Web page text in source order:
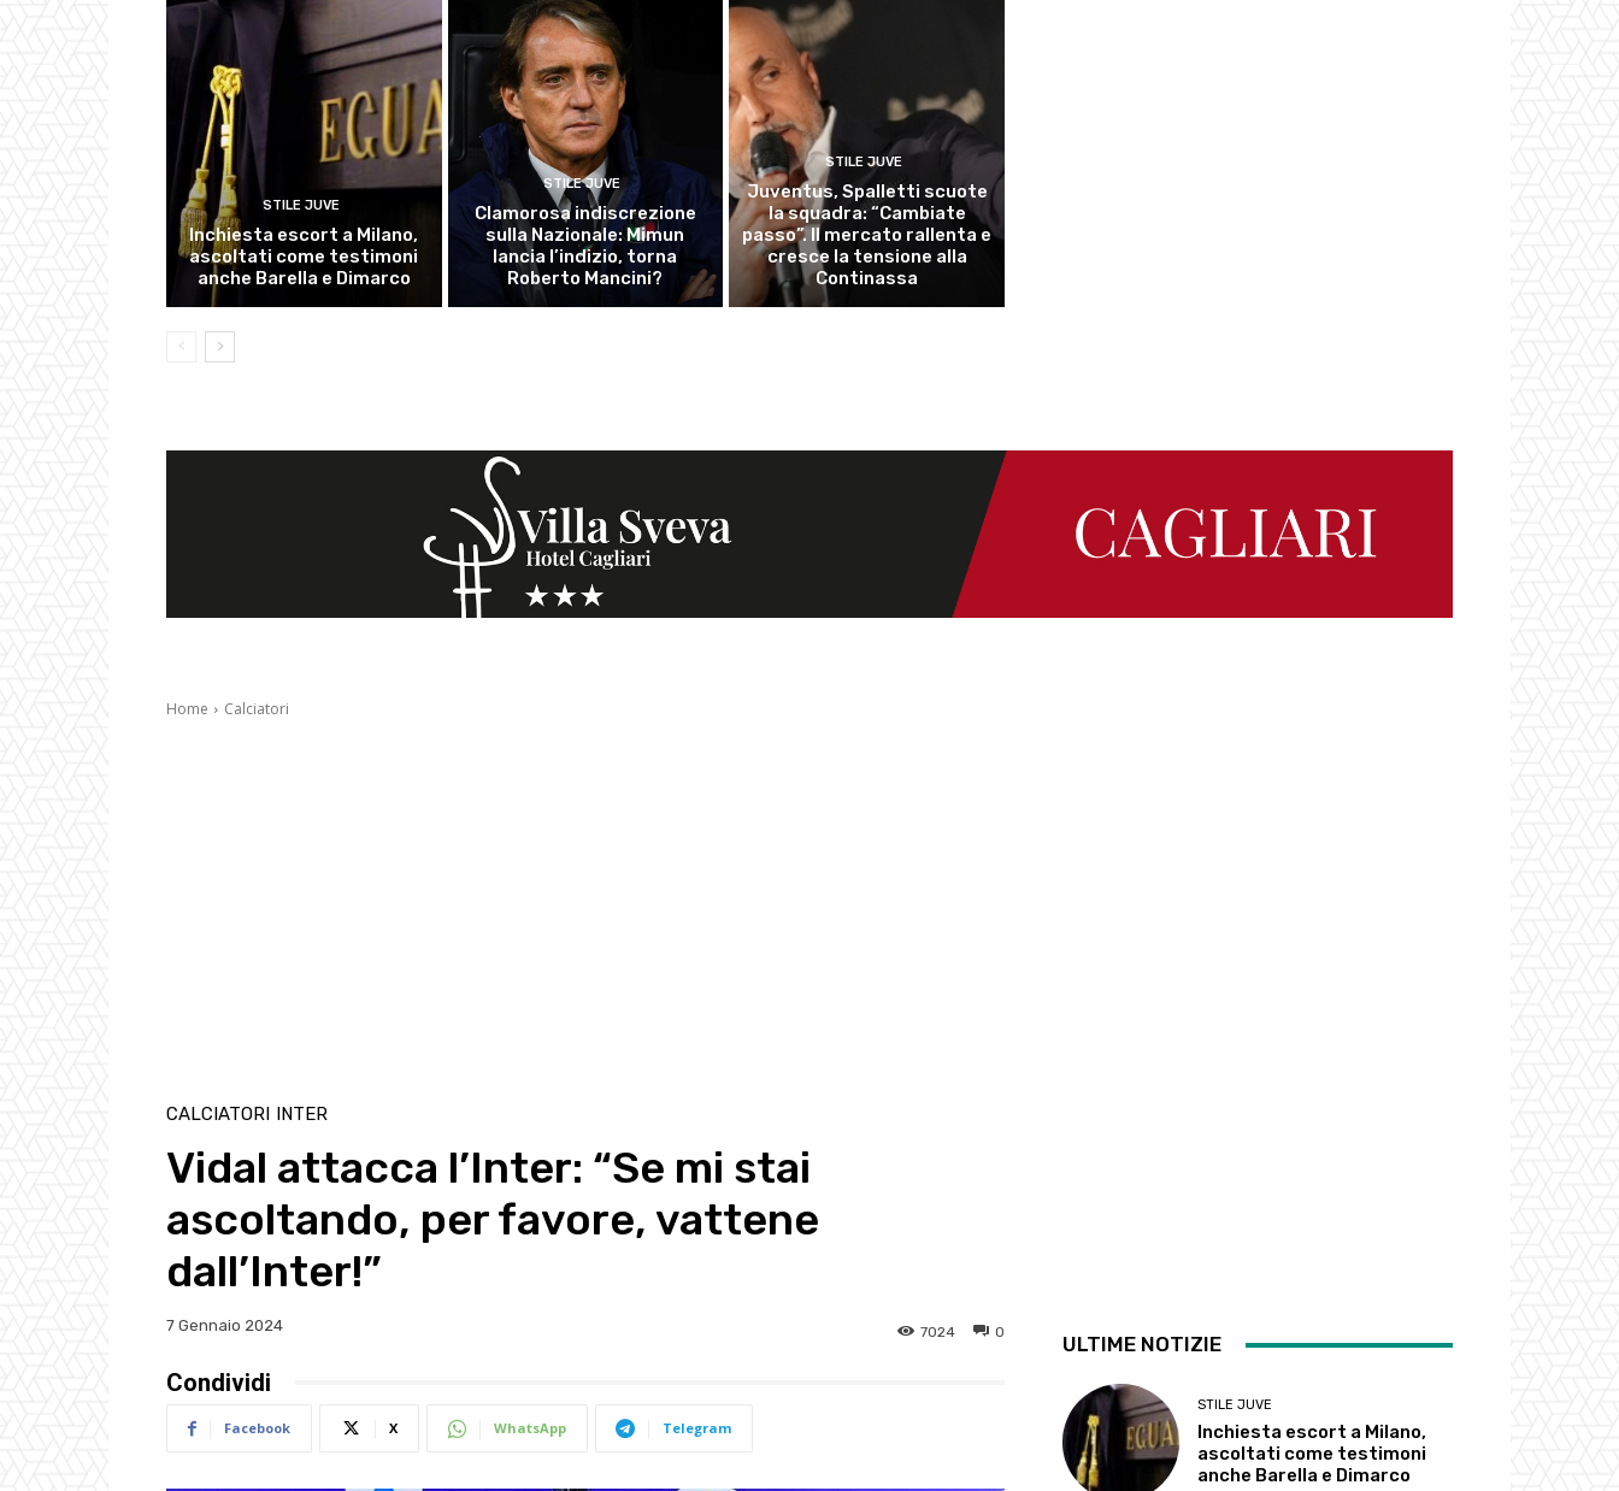
STILE JUVE
Inchiesta escort a Milano,
ascoltati come testimoni
anche Barella e Dimarco
STILE JUVE
Clamorosa indiscrezione
sulla Nazionale: Mimun
lancia l’indizio, torna
Roberto Mancini?
STILE JUVE
Juventus, Spalletti scuote
la squadra: “Cambiate
passo”. Il mercato rallenta e
cresce la tensione alla
Continassa